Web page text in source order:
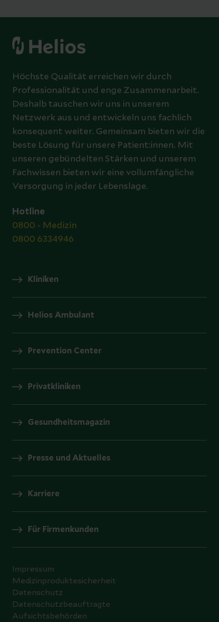
Höchste Qualität erreichen wir durch
Professionalität und enge Zusammenarbeit.
Deshalb tauschen wir uns in unserem
Netzwerk aus und entwickeln uns fachlich
konsequent weiter. Gemeinsam bieten wir die
beste Lösung für unsere Patient:innen. Mit
unseren gebündelten Stärken und unserem
Fachwissen bieten wir eine vollumfängliche
Versorgung in jeder Lebenslage.
Hotline
0800 - Medizin
0800 6334946
Kliniken
Helios Ambulant
Prevention Center
Privatkliniken
Gesundheitsmagazin
Presse und Aktuelles
Karriere
Für Firmenkunden
Impressum
Medizinproduktesicherheit
Datenschutz
Datenschutzbeauftragte
Aufsichtsbehörden